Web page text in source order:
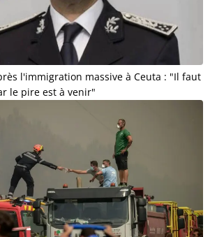
l'immigration massive à Ceuta : "Il faut
le pire est à venir"